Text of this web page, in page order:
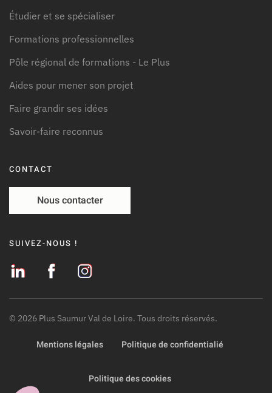
Étudier et se spécialiser
Formations professionnelles
Pôle régional de formations - Le Plus
Aides pour mener son projet
Faire grandir ses idées
Savoir-faire reconnus
CONTACT
Nous contacter
SUIVEZ-NOUS !
© 2026 Plus Saumur Val de Loire. Tous droits réservés.
Mentions légales Politique de confidentialié
Politique des cookies